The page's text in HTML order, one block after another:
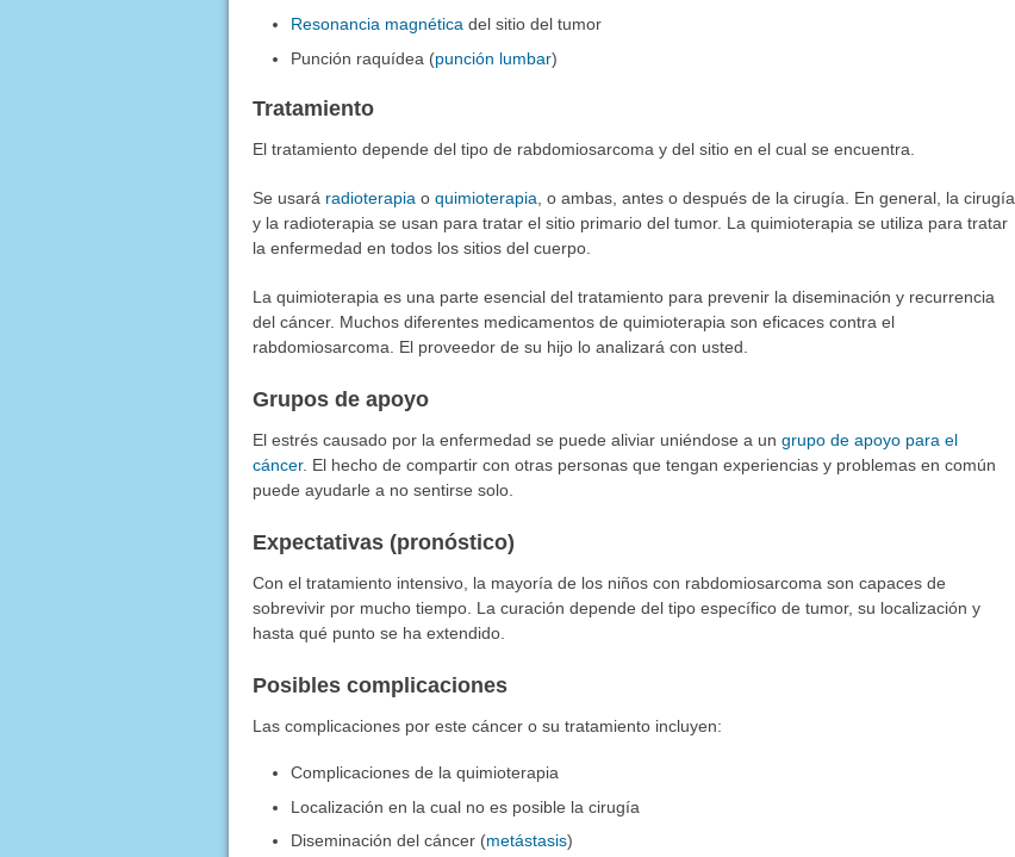
Resonancia magnética del sitio del tumor
Punción raquídea (punción lumbar)
Tratamiento
El tratamiento depende del tipo de rabdomiosarcoma y del sitio en el cual se encuentra.
Se usará radioterapia o quimioterapia , o ambas, antes o después de la cirugía. En general, la cirugía
y la radioterapia se usan para tratar el sitio primario del tumor. La quimioterapia se utiliza para tratar
la enfermedad en todos los sitios del cuerpo.
La quimioterapia es una parte esencial del tratamiento para prevenir la diseminación y recurrencia
del cáncer. Muchos diferentes medicamentos de quimioterapia son eficaces contra el
rabdomiosarcoma. El proveedor de su hijo lo analizará con usted.
Grupos de apoyo
El estrés causado por la enfermedad se puede aliviar uniéndose a un grupo de apoyo para el
cáncer. El hecho de compartir con otras personas que tengan experiencias y problemas en común
puede ayudarle a no sentirse solo.
Expectativas (pronóstico)
Con el tratamiento intensivo, la mayoría de los niños con rabdomiosarcoma son capaces de
sobrevivir por mucho tiempo. La curación depende del tipo específico de tumor, su localización y
hasta qué punto se ha extendido.
Posibles complicaciones
Las complicaciones por este cáncer o su tratamiento incluyen:
Complicaciones de la quimioterapia
Localización en la cual no es posible la cirugía
Diseminación del cáncer (metástasis)